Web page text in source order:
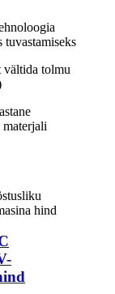
tuvastamiseks
vältida tolmu